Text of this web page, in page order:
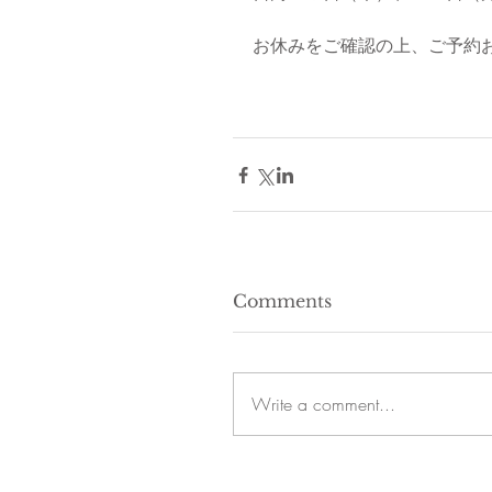
お休みをご確認の上、ご予約
Comments
Write a comment...